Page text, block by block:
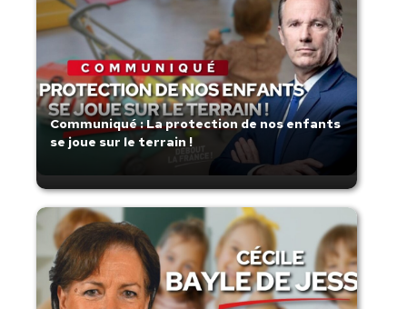
Communiqué : La protection de nos enfants
se joue sur le terrain !